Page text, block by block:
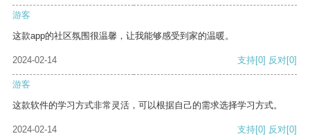
游客
这款app的社区氛围很温馨，让我能够感受到家的温暖。
2024-02-14 支持[0] 反对[0]
游客
这款软件的学习方式非常灵活，可以根据自己的需求选择学习方式。
2024-02-14 支持[0] 反对[0]